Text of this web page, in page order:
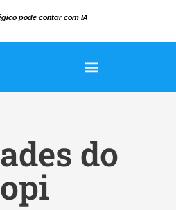
pode contar com IA
do